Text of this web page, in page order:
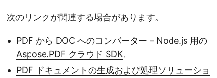
次のリンクが関連する場合があります。
PDF から DOC へのコンバーター – Node.js 用の
Aspose.PDF クラウド SDK,
PDF ドキュメントの生成および処理ソリューショ